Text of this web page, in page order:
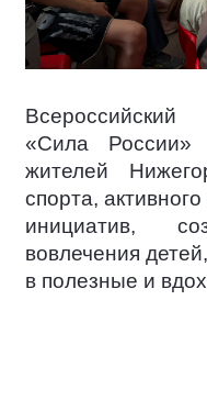
«Сила России»
жителей
спорта,
инициатив,
вовлечения
в полезные и